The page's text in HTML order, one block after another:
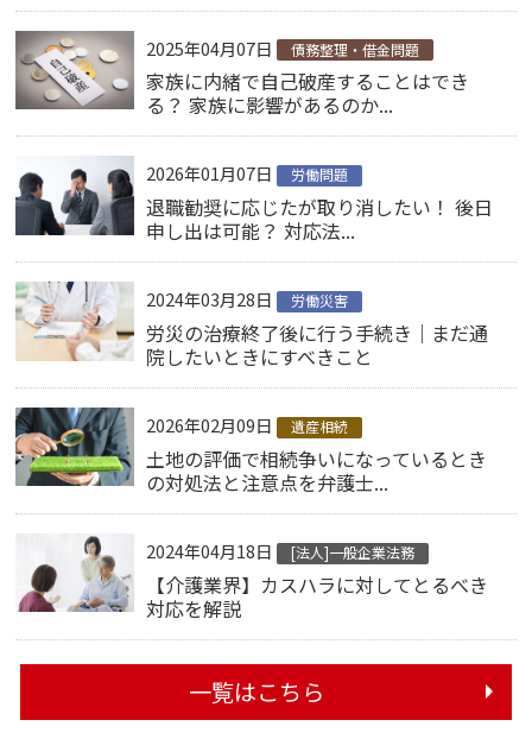
2025年04月07日 債務整理・借金問題
家族に内緒で自己破産することはでき
る？ 家族に影響があるのか...
2026年01月07日 労働問題
退職勧奨に応じたが取り消したい！ 後日
申し出は可能？ 対応法...
2024年03月28日 労働災害
労災の治療終了後に行う手続き｜まだ通
院したいときにすべきこと
2026年02月09日 遺産相続
土地の評価で相続争いになっているとき
の対処法と注意点を弁護士...
2024年04月18日 [法人]一般企業法務
【介護業界】カスハラに対してとるべき
対応を解説
一覧はこちら